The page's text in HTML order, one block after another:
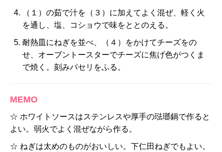
（１）の茹で汁を（３）に加えてよく混ぜ、軽く火
を通し、塩、コショウで味をととのえる。
耐熱皿にねぎを並べ、（４）をかけてチーズをの
せ、オーブントースターでチーズに焦げ色がつくま
で焼く。刻みパセリをふる。
MEMO
☆ ホワイトソースはステンレスや厚手の琺瑯鍋で作ると
よい。弱火でよく混ぜながら作る。
☆ ねぎは太めのものがおいしい。下仁田ねぎでもよい。